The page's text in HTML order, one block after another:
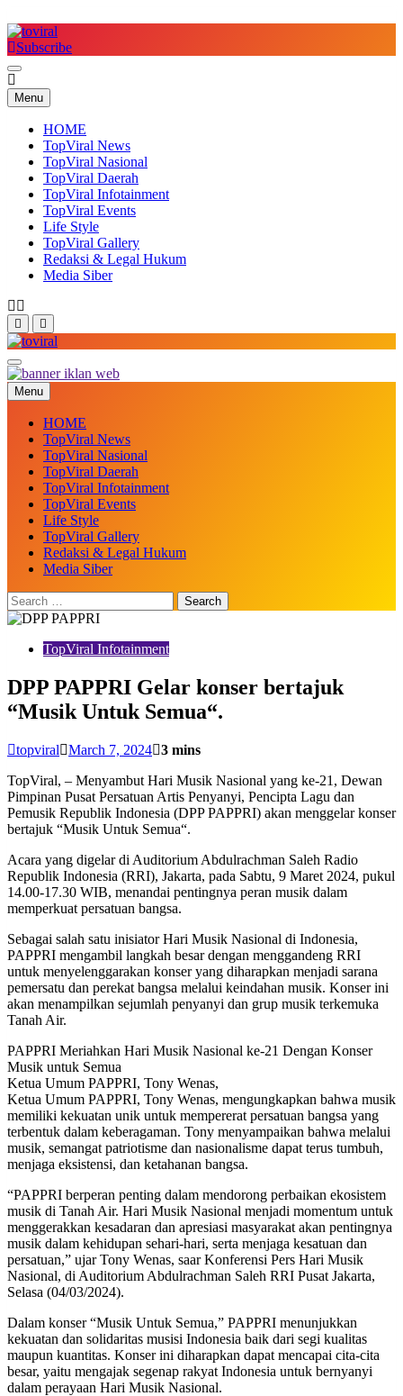
to
content
Subscribe
Menu
HOME
TopViral News
TopViral Nasional
TopViral Daerah
TopViral Infotainment
TopViral Events
Life Style
TopViral Gallery
Redaksi & Legal Hukum
Media Siber
Top Viral
Menu
HOME
TopViral News
TopViral Nasional
TopViral Daerah
TopViral Infotainment
TopViral Events
Life Style
TopViral Gallery
Redaksi & Legal Hukum
Media Siber
TopViral Infotainment
DPP PAPPRI Gelar konser bertajuk
“Musik Untuk Semua“.
topviral March 7, 2024 3 mins
TopViral, – Menyambut Hari Musik Nasional yang ke-21, Dewan
Pimpinan Pusat Persatuan Artis Penyanyi, Pencipta Lagu dan
Pemusik Republik Indonesia (DPP PAPPRI) akan menggelar konser
bertajuk “Musik Untuk Semua“.
Acara yang digelar di Auditorium Abdulrachman Saleh Radio
Republik Indonesia (RRI), Jakarta, pada Sabtu, 9 Maret 2024, pukul
14.00-17.30 WIB, menandai pentingnya peran musik dalam
memperkuat persatuan bangsa.
Sebagai salah satu inisiator Hari Musik Nasional di Indonesia,
PAPPRI mengambil langkah besar dengan menggandeng RRI
untuk menyelenggarakan konser yang diharapkan menjadi sarana
pemersatu dan perekat bangsa melalui keindahan musik. Konser ini
akan menampilkan sejumlah penyanyi dan grup musik terkemuka
Tanah Air.
PAPPRI Meriahkan Hari Musik Nasional ke-21 Dengan Konser
Musik untuk Semua
Ketua Umum PAPPRI, Tony Wenas,
Ketua Umum PAPPRI, Tony Wenas, mengungkapkan bahwa musik
memiliki kekuatan unik untuk mempererat persatuan bangsa yang
terbentuk dalam keberagaman. Tony menyampaikan bahwa melalui
musik, semangat patriotisme dan nasionalisme dapat terus tumbuh,
menjaga eksistensi, dan ketahanan bangsa.
“PAPPRI berperan penting dalam mendorong perbaikan ekosistem
musik di Tanah Air. Hari Musik Nasional menjadi momentum untuk
menggerakkan kesadaran dan apresiasi masyarakat akan pentingnya
musik dalam kehidupan sehari-hari, serta menjaga kesatuan dan
persatuan,” ujar Tony Wenas, saar Konferensi Pers Hari Musik
Nasional, di Auditorium Abdulrachman Saleh RRI Pusat Jakarta,
Selasa (04/03/2024).
Dalam konser “Musik Untuk Semua,” PAPPRI menunjukkan
kekuatan dan solidaritas musisi Indonesia baik dari segi kualitas
maupun kuantitas. Konser ini diharapkan dapat mencapai cita-cita
besar, yaitu mengajak segenap rakyat Indonesia untuk bernyanyi
dalam perayaan Hari Musik Nasional.